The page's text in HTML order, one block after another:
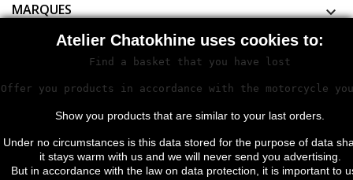
Atelier Chatokhine uses cookies to:
Find a basket that you have lost
Offer you products in accordance with the motorcycle you
Show you products that are similar to your last orders.
Under no circumstances is this data stored for the purpose of data
it stays warm with us and we will never send you advertising.
But in accordance with the law on data protection, it is important to
MARQUES 
Subscribe to our newsletter.